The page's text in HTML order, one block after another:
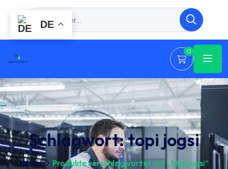
0
Schlagwort:topi jogsi
Home Produkte verschlagwortet mit „topi jogsi“
DE